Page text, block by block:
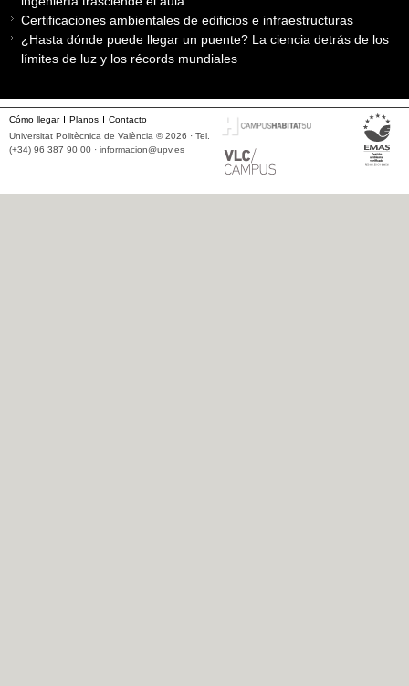
Certificaciones ambientales de edificios e infraestructuras
¿Hasta dónde puede llegar un puente? La ciencia detrás de los
límites de luz y los récords mundiales
Cómo llegar Planos
Contacto
Universitat Politècnica de València © 2026 · Tel.
(+34) 96 387 90 00 · informacion@upv.es